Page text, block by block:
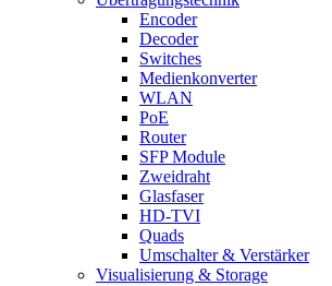
Encoder
Decoder
Switches
Medienkonverter
WLAN
PoE
Router
SFP Module
Zweidraht
Glasfaser
HD-TVI
Quads
Umschalter & Verstärker
Visualisierung & Storage